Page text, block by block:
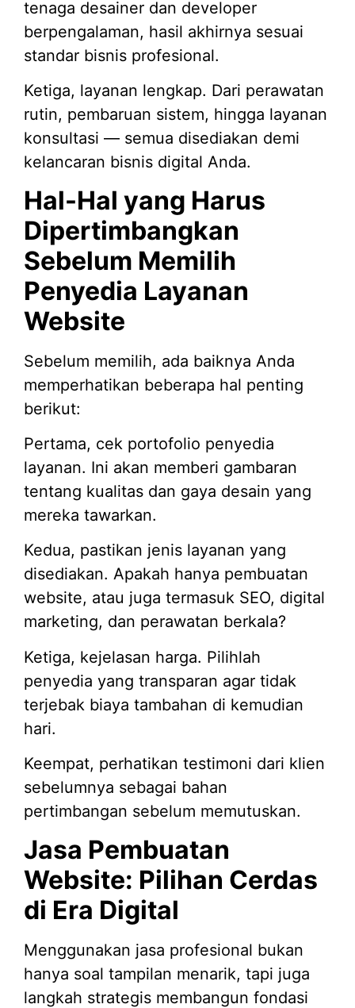
tenaga desainer dan developer
berpengalaman, hasil akhirnya sesuai
standar bisnis profesional.
Ketiga, layanan lengkap. Dari perawatan
rutin, pembaruan sistem, hingga layanan
konsultasi — semua disediakan demi
kelancaran bisnis digital Anda.
Hal-Hal yang Harus
Dipertimbangkan
Sebelum Memilih
Penyedia Layanan
Website
Sebelum memilih, ada baiknya Anda
memperhatikan beberapa hal penting
berikut:
Pertama, cek portofolio penyedia
layanan. Ini akan memberi gambaran
tentang kualitas dan gaya desain yang
mereka tawarkan.
Kedua, pastikan jenis layanan yang
disediakan. Apakah hanya pembuatan
website, atau juga termasuk SEO, digital
marketing, dan perawatan berkala?
Ketiga, kejelasan harga. Pilihlah
penyedia yang transparan agar tidak
terjebak biaya tambahan di kemudian
hari.
Keempat, perhatikan testimoni dari klien
sebelumnya sebagai bahan
pertimbangan sebelum memutuskan.
Jasa Pembuatan
Website: Pilihan Cerdas
di Era Digital
Menggunakan jasa profesional bukan
hanya soal tampilan menarik, tapi juga
langkah strategis membangun fondasi